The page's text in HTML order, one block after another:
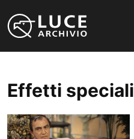
Effetti speciali